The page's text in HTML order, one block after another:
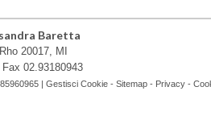
Baretta
Rho 20017 MI
02.93180943
| Gestisci Cookie- Sitemap- Privacy-